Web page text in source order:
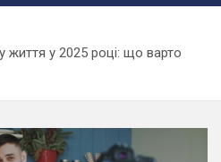
у 2025 році: що варто